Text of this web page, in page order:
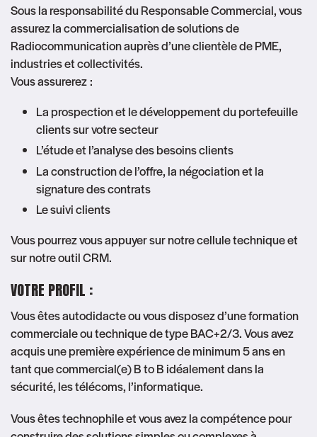
Sous la responsabilité du Responsable Commercial, vous
assurez la commercialisation de solutions de
Radiocommunication auprès d’une clientèle de PME,
industries et collectivités.
Vous assurerez :
La prospection et le développement du portefeuille
clients sur votre secteur
L’étude et l’analyse des besoins clients
La construction de l’offre, la négociation et la
signature des contrats
Le suivi clients
Vous pourrez vous appuyer sur notre cellule technique et
sur notre outil CRM.
VOTRE PROFIL :
Vous êtes autodidacte ou vous disposez d’une formation
commerciale ou technique de type BAC+2/3. Vous avez
acquis une première expérience de minimum 5 ans en
tant que commercial(e) B to B idéalement dans la
sécurité, les télécoms, l’informatique.
Vous êtes technophile et vous avez la compétence pour